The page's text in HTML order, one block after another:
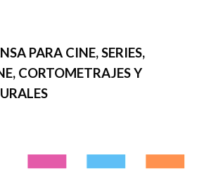
PARA CINE, SERIES,
CORTOMETRAJES Y